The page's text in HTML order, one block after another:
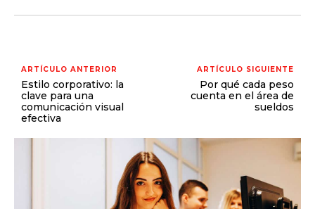
ARTÍCULO ANTERIOR
Estilo corporativo: la
clave para una
comunicación visual
efectiva
ARTÍCULO SIGUIENTE
Por qué cada peso
cuenta en el área de
sueldos